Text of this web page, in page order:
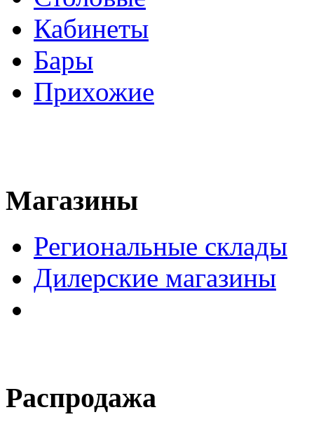
Кабинеты
Бары
Прихожие
Магазины
Региональные склады
Дилерские магазины
Распродажа